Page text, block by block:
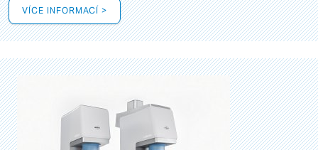
VÍCE INFORMACÍ >